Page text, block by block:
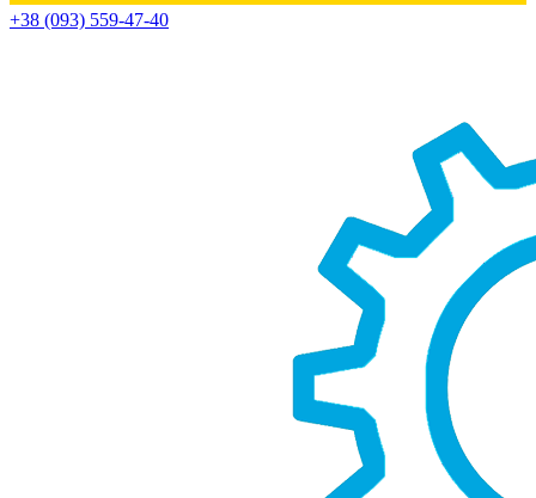
+38 (093) 559-47-40